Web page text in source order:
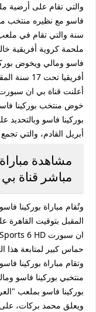
والتي تقام على أرضية
سنة والتي تقام في
ملحمة كروية أفريقية
فاسو ومالي ويخوض
أفريقيا تحت 17 سنة المقامة في بوركينا فاسو .
خوض منتخب بوركينا
أبريل القادم، والتي
مشاهدة
مباشر قناة
المقبل بتوقيت القاهرة
حماس كبير لمتابعة هذا
وتقام مباراة بوركينا
منتخبي بوركينا فاسو
بوركينا فاسو بملعب
ويعلق محمد بركات، على